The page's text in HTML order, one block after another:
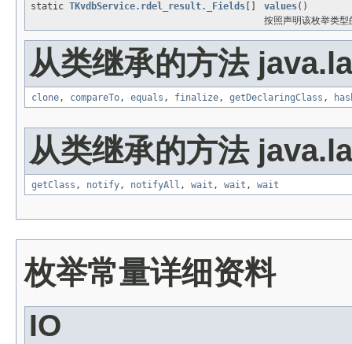
static TKvdbService.rdel_result._Fields values()
按照声明该枚举类
从类继承的方法
clone, compareTo, equals , finalize, getDeclaringClass ,
从类继承的方法
getClass , notify, notifyAll , wait , wait , wait
枚举常量详细资料
IO